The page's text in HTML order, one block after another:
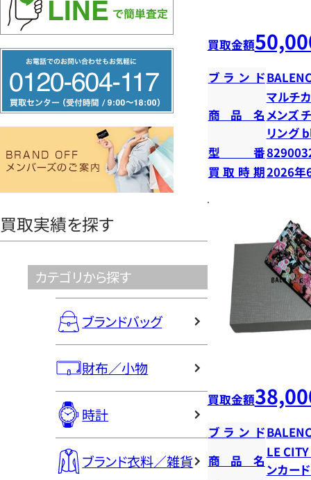
リ
ー
ヤ
買取実績を探す
カテゴリから探す
ブランドバッグ
財布／小物
時計
ブランド衣料／雑貨
買取金額
ブランド
商品名
マルチ
メンズ
リング
型番
買取時期2026年
買取金額
ブランド
商品名
LE
ンカー